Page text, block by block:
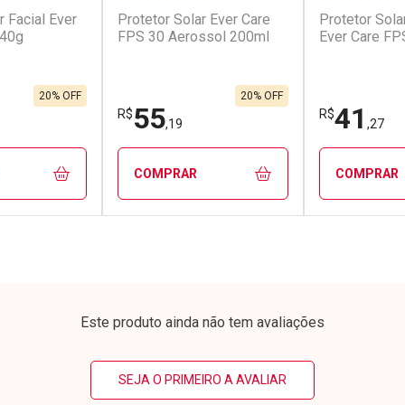
Ativar Desconto
Por R$ 50,91/cada
Por R$ 50,91/cada
Ativar
Por R$
Por R$
Facial Ever
20% OFF
Protetor Solar Ever Care
FPS 30 Aerossol 200ml
R$55,19
20% OFF
COMPRAR
Protetor
Ever Care
R$41 ,27
COMPRAR
Este produto ainda não tem avaliações
SEJA O PRIMEIRO A AVALIAR